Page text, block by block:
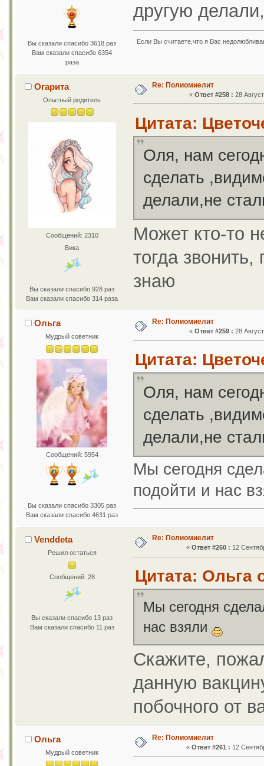
Вы сказали спасибо 3618 раз
Вам сказали спасибо 6354
раза
другую
Если Вы считаете,что я Вас
Огарита
Опытный родитель
Сообщений: 2310
Вика
Вы сказали спасибо 928 раз
Вам сказали спасибо 314 раза
Re: Полиомиелит
« Ответ #258 : 28
Цитата:
Оля, нам
сделать
делали,не
Может кто-то
тогда
знаю
Ольга
Мудрый советник
Сообщений: 5954
Вы сказали спасибо 3305 раз
Вам сказали спасибо 4631 раз
Re: Полиомиелит
« Ответ #259 : 28
Цитата:
Оля, нам
сделать
делали,не
Мы сегодня
подойти и нас
Venddeta
Решил остаться
Сообщений: 28
Вы сказали спасибо 13 раз
Вам сказали спасибо 11 раз
Re: Полиомиелит
«Ответ #260 : 12
Цитата: Ольга
Мы сегодня
нас взяли
Скажите,
данную
побочного от
Ольга
Мудрый советник
Re: Полиомиелит
«Ответ #261 : 12